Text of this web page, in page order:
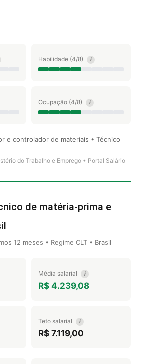
Habilidade (4/8) i
Ocupação (4/8) i
e controlador de materiais • Técnico
do Trabalho e Emprego • Portal Salário
de matéria-prima e
12 meses • Regime CLT • Brasil
Média salarial i
R$ 4.239,08
Teto salarial i
R$ 7.119,00